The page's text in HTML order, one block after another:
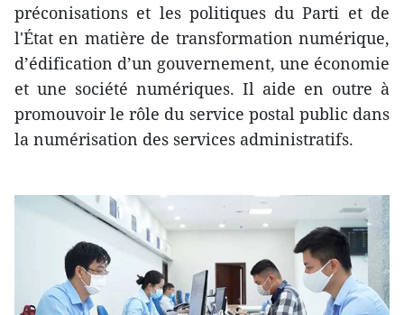
préconisations et les politiques du Parti et de
l'État en matière de transformation numérique,
d’édification d’un gouvernement, une économie
et une société numériques. Il aide en outre à
promouvoir le rôle du service postal public dans
la numérisation des services administratifs.